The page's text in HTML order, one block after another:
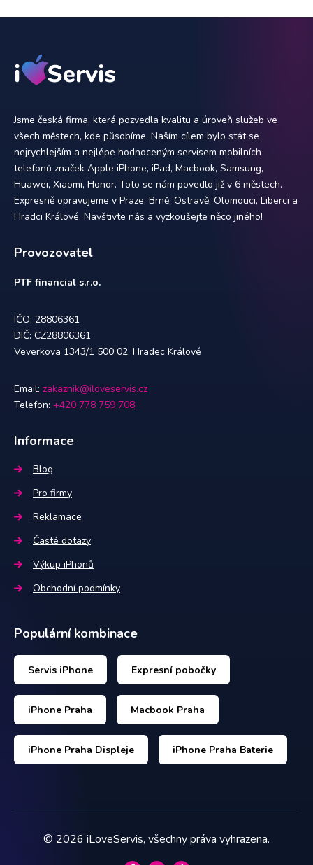
Jsme česká firma, která pozvedla kvalitu a úroveň služeb ve
všech městech, kde působíme. Naším cílem bylo stát se
nejrychlejším a nejlépe hodnoceným servisem mobilních
telefonů značek Apple iPhone, iPad, Macbook, Samsung,
Huawei, Xiaomi, Honor. Toto se nám povedlo již v 6 městech.
Expresně opravujeme v Praze, Brně, Ostravě, Olomouci, Liberci a
Hradci Králové. Navštivte nás a vyzkoušejte něco jiného!
Provozovatel
PTF financial s.r.o.
IČO: 28806361
DIČ: CZ28806361
Veverkova 1343/1 500 02, Hradec Králové
Email: zakaznik@iloveservis.cz
Telefon: +420 778 759 708
Informace
Blog
Pro firmy
Reklamace
Časté dotazy
Výkup iPhonů
Obchodní podmínky
Populární kombinace
Servis iPhone Expresní pobočky
iPhone Praha Macbook Praha
iPhone Praha Displeje iPhone Praha Baterie
© 2026 iLoveServis, všechny práva vyhrazena.